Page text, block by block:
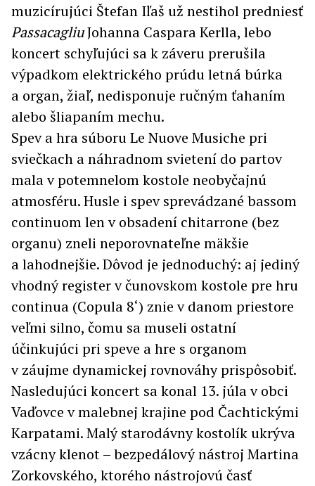
muzicírujúci Štefan Iľaš už nestihol predniesť
PassacagliuJohanna Caspara Kerlla, lebo
koncert schyľujúci sa k záveru prerušila
výpadkom elektrického prúdu letná búrka
a organ, žiaľ, nedisponuje ručným ťahaním
alebo šliapaním mechu.
Spev a hra súboru Le Nuove Musiche pri
sviečkach a náhradnom svietení do partov
mala v potemnelom kostole neobyčajnú
atmosféru. Husle i spev sprevádzané bassom
continuom len v obsadení chitarrone (bez
organu) zneli neporovnateľne mäkšie
a lahodnejšie. Dôvod je jednoduchý: aj jediný
vhodný register v čunovskom kostole pre hru
continua (Copula 8‘) znie v danom priestore
veľmi silno, čomu sa museli ostatní
účinkujúci pri speve a hre s organom
v záujme dynamickej rovnováhy prispôsobiť.
Nasledujúci koncert sa konal 13. júla v obci
Vaďovce v malebnej krajine pod Čachtickými
Karpatami. Malý starodávny kostolík ukrýva
vzácny klenot – bezpedálový nástroj Martina
Zorkovského, ktorého nástrojovú časť